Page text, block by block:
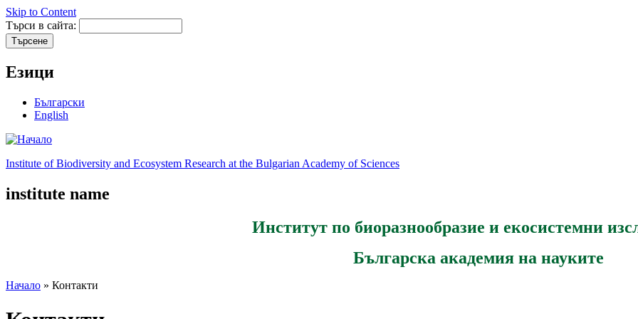
Skip to Content
Търси в сайта:
Езици
Български
English
Institute of Biodiversity and Ecosystem Research at the Bulgarian Academy of Sciences
institute name
Институт по биоразнообразие и екосистемни
Българска академия на науките
Начало » Контакти